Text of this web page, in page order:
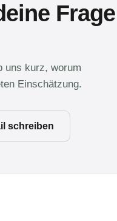
Frage
uns kurz, worum
Einschätzung.
schreiben